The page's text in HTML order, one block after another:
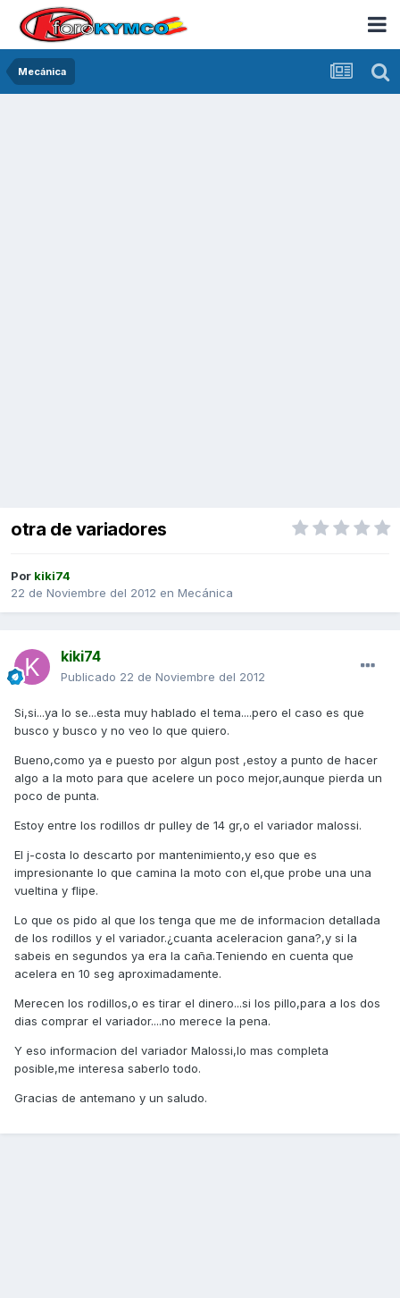
Mecánica
otra de variadores
Por kiki74
22 de Noviembre del 2012 en Mecánica
kiki74
Publicado 22 de Noviembre del 2012
Si,si...ya lo se...esta muy hablado el tema....pero el caso es que
busco y busco y no veo lo que quiero.
Bueno,como ya e puesto por algun post ,estoy a punto de hacer
algo a la moto para que acelere un poco mejor,aunque pierda un
poco de punta.
Estoy entre los rodillos dr pulley de 14 gr,o el variador malossi.
El j-costa lo descarto por mantenimiento,y eso que es
impresionante lo que camina la moto con el,que probe una una
vueltina y flipe.
Lo que os pido al que los tenga que me de informacion detallada
de los rodillos y el variador.¿cuanta aceleracion gana?,y si la
sabeis en segundos ya era la caña.Teniendo en cuenta que
acelera en 10 seg aproximadamente.
Merecen los rodillos,o es tirar el dinero...si los pillo,para a los dos
dias comprar el variador....no merece la pena.
Y eso informacion del variador Malossi,lo mas completa
posible,me interesa saberlo todo.
Gracias de antemano y un saludo.